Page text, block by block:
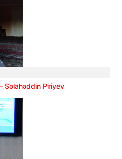
- Səlahəddin Piriyev